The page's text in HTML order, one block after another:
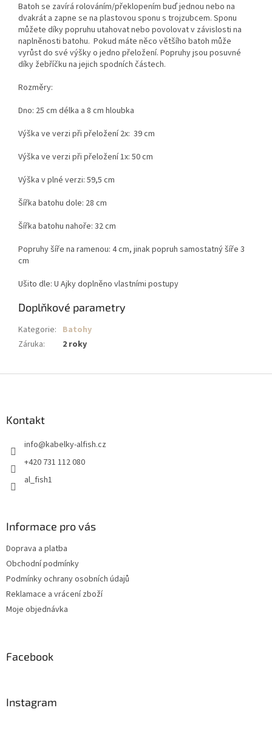
Batoh se zavírá rolováním/překlopením buď jednou nebo na
dvakrát a zapne se na plastovou sponu s trojzubcem. Sponu
můžete díky popruhu utahovat nebo povolovat v závislosti na
naplněnosti batohu. Pokud máte něco většího batoh může
vyrůst do své výšky o jedno přeložení. Popruhy jsou posuvné
díky žebříčku na jejich spodních částech.
Rozměry:
Dno: 25 cm délka a 8 cm hloubka
Výška ve verzi při přeložení 2x: 39 cm
Výška ve verzi při přeložení 1x: 50 cm
Výška v plné verzi: 59,5 cm
Šířka batohu dole: 28 cm
Šířka batohu nahoře: 32 cm
Popruhy šíře na ramenou: 4 cm, jinak popruh samostatný šíře 3
cm
Ušito dle: U Ajky doplněno vlastními postupy
Doplňkové parametry
Kategorie: Batohy
Záruka: 2 roky
Kontakt
info@kabelky-alfish.cz
+420 731 112 080
al_fish1
Informace pro vás
Doprava a platba
Obchodní podmínky
Podmínky ochrany osobních údajů
Reklamace a vrácení zboží
Moje objednávka
Facebook
Instagram